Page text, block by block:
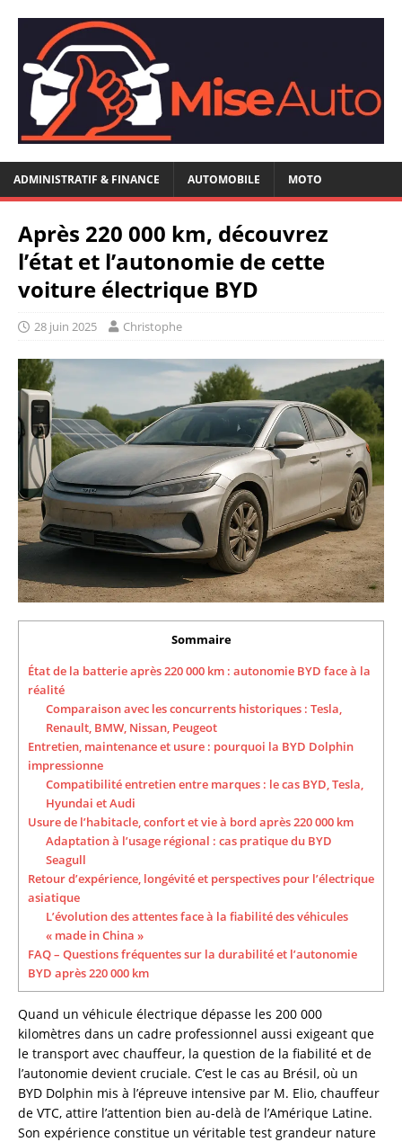
ADMINISTRATIF & FINANCE AUTOMOBILE MOTO
Après 220 000 km, découvrez
l’état et l’autonomie de cette
voiture électrique BYD
28 juin 2025 Christophe
Sommaire
État de la batterie après 220 000 km : autonomie BYD face à la
réalité
Comparaison avec les concurrents historiques : Tesla,
Renault, BMW, Nissan, Peugeot
Entretien, maintenance et usure : pourquoi la BYD Dolphin
impressionne
Compatibilité entretien entre marques : le cas BYD, Tesla,
Hyundai et Audi
Usure de l’habitacle, confort et vie à bord après 220 000 km
Adaptation à l’usage régional : cas pratique du BYD
Seagull
Retour d’expérience, longévité et perspectives pour l’électrique
asiatique
L’évolution des attentes face à la fiabilité des véhicules
« made in China »
FAQ – Questions fréquentes sur la durabilité et l’autonomie
BYD après 220 000 km
Quand un véhicule électrique dépasse les 200 000
kilomètres dans un cadre professionnel aussi exigeant que
le transport avec chauffeur, la question de la fiabilité et de
l’autonomie devient cruciale. C’est le cas au Brésil, où un
BYD Dolphin mis à l’épreuve intensive par M. Elio, chauffeur
de VTC, attire l’attention bien au-delà de l’Amérique Latine.
Son expérience constitue un véritable test grandeur nature